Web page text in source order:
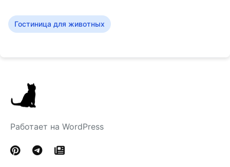
Гостиница для животных
Работает на WordPress